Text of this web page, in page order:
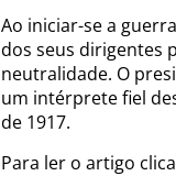
Ao iniciar-se a
dos seus dirigentes
neutralidade. O
um intérprete fiel
de 1917.
Para ler o artigo